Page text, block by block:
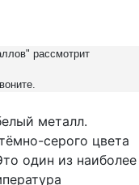
рассмотрит
металл.
серого цвета
один из наиболее